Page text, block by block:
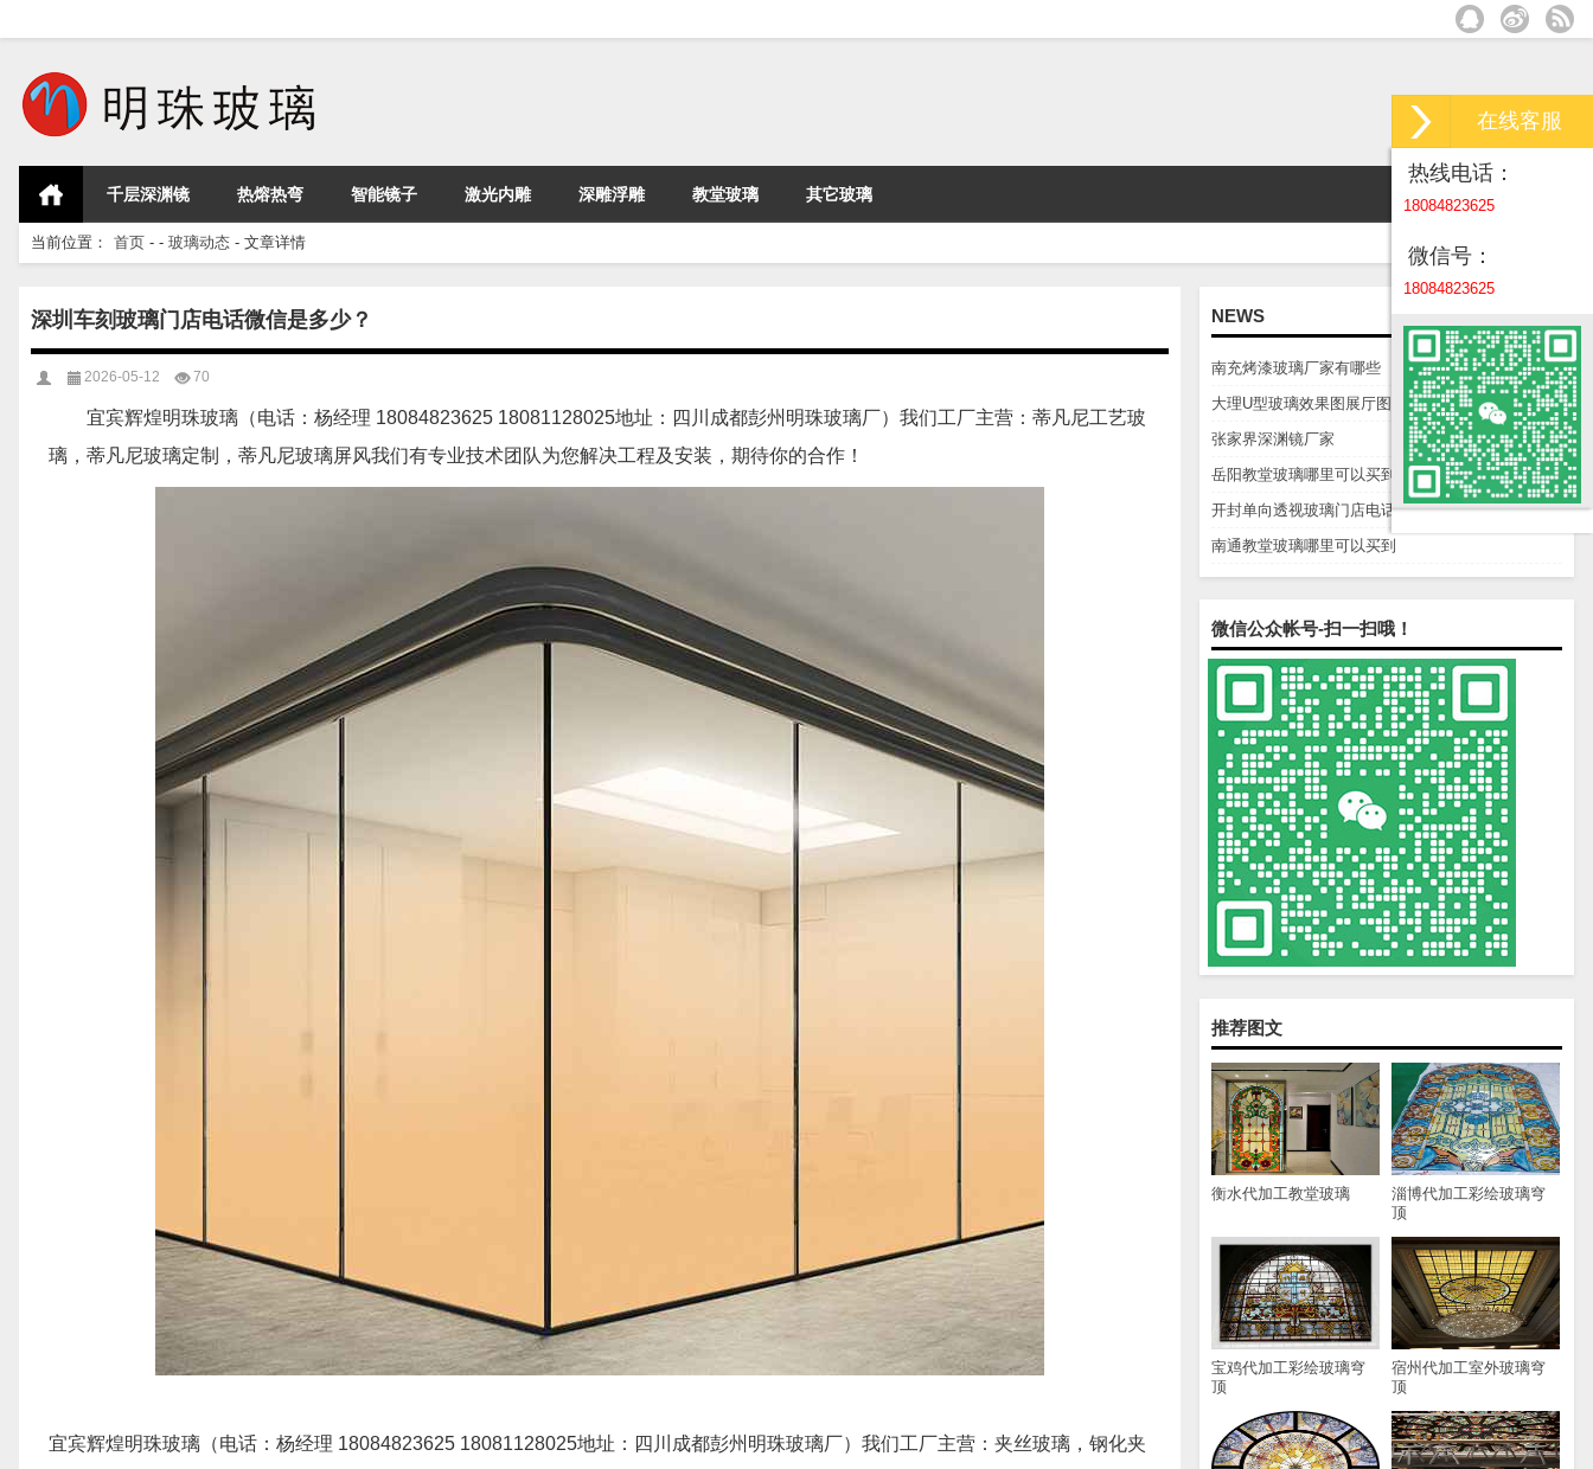
千层深渊镜 热熔热弯 智能镜子 激光内雕 深雕浮雕 教堂玻璃 其它玻璃
当前位置： 首页 - - 玻璃动态 - 文章详情
NEWS
南充烤漆玻璃厂家有哪些
大理U型玻璃效果图展厅图
张家界深渊镜厂家
岳阳教堂玻璃哪里可以买到
开封单向透视玻璃门店电话微信是多少？
南通教堂玻璃哪里可以买到
微信公众帐号-扫一扫哦！
推荐图文
衡水代加工教堂玻璃
淄博代加工彩绘玻璃穹
顶
宝鸡代加工彩绘玻璃穹
顶
宿州代加工室外玻璃穹
顶
深圳车刻玻璃门店电话微信是多少？
2026-05-12 70
宜宾辉煌明珠玻璃（电话：杨经理 18084823625 18081128025地址：四川成都彭州明珠玻璃厂）我们工厂主营：蒂凡尼工艺玻
璃，蒂凡尼玻璃定制，蒂凡尼玻璃屏风我们有专业技术团队为您解决工程及安装，期待你的合作！
宜宾辉煌明珠玻璃（电话：杨经理 18084823625 18081128025地址：四川成都彭州明珠玻璃厂）我们工厂主营：夹丝玻璃，钢化夹
在线客服
热线电话：
18084823625
微信号：
18084823625